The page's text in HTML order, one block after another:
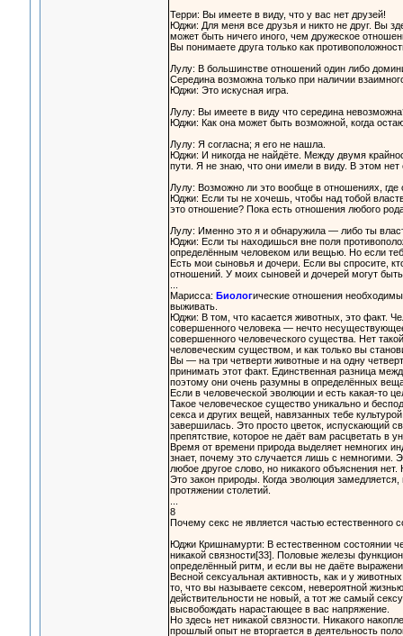
Терри: Вы имеете в виду, что у вас нет друзей!
Юджи: Для меня все друзья и никто не друг. Вы
может быть ничего иного, чем дружеское
Вы понимаете друга только как
Лулу: В большинстве отношений один либо
Середина возможна только при наличии
Юджи: Это искусная игра.
Лулу: Вы имеете в виду что середина
Юджи: Как она может быть возможной, когда
Лулу: Я согласна; я его не нашла.
Юджи: И никогда не найдёте. Между двумя
пути. Я не знаю, что они имели в виду. В этом
Лулу: Возможно ли это вообще в отношениях, где
Юджи: Если ты не хочешь, чтобы над тобой
это отношение? Пока есть отношения любого
Лулу: Именно это я и обнаружила — либо ты
Юджи: Если ты находишься вне поля
определённым человеком или вещью. Но если
Есть мои сыновья и дочери. Если вы спросите,
отношений. У моих сыновей и дочерей могут
Марисса: Биологические отношения
выживать.
Юджи: В том, что касается животных, это факт.
совершенного человека — нечто
совершенного человеческого существа. Нет
человеческим существом, и как только вы
Вы — на три четверти животные и на одну
принимать этот факт. Единственная разница
поэтому они очень разумны в определённых
Если в человеческой эволюции и есть какая-то
Такое человеческое существо уникально и
секса и других вещей, навязанных тебе
завершилась. Это просто цветок, испускающий
препятствие, которое не даёт вам расцветать в
Время от времени природа выделяет немногих
знает, почему это случается лишь с немногими.
любое другое слово, но никакого объяснения
Это закон природы. Когда эволюция
протяжении столетий.
8
Почему секс не является частью естественного
Юджи Кришнамурти: В естественном состоянии
никакой связности[33]. Половые железы
определённый ритм, и если вы не даёте
Весной сексуальная активность, как и у
то, что вы называете сексом, невероятной
действительности не новый, а тот же самый
высвобождать нарастающее в вас напряжение.
Но здесь нет никакой связности. Никакого
прошлый опыт не вторгается в деятельность